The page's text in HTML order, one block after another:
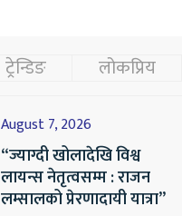
ट्रेन्डिङ लोकप्रिय
August 7, 2026
“ज्याग्दी खोलादेखि विश्व
लायन्स नेतृत्वसम्म : राजन
लम्सालको प्रेरणादायी यात्रा”